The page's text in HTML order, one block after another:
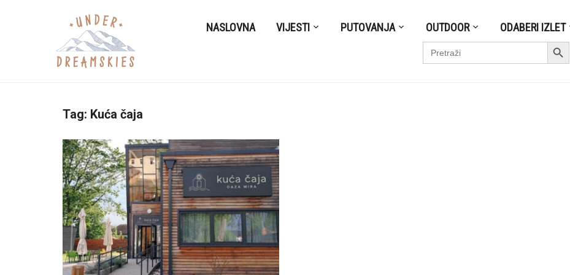
NASLOVNA VIJESTI PUTOVANJA OUTDOOR ODABERI IZLET
Search
for:
Search Button
Tag: Kuća čaja